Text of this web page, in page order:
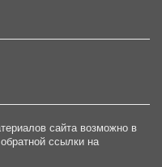
сайта возможно в
ссылки на